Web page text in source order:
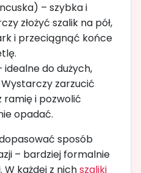
– szybka i
złożyć szalik na pół,
i przeciągnąć końce
idealne do dużych,
zarzucić
ramię i pozwolić
opadać.
sposób
– bardziej formalnie
W każdej z nichszaliki